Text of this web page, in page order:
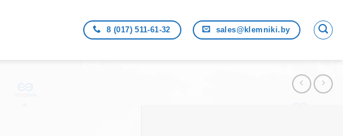
8 (017) 511-61-32 sales@klemniki.by